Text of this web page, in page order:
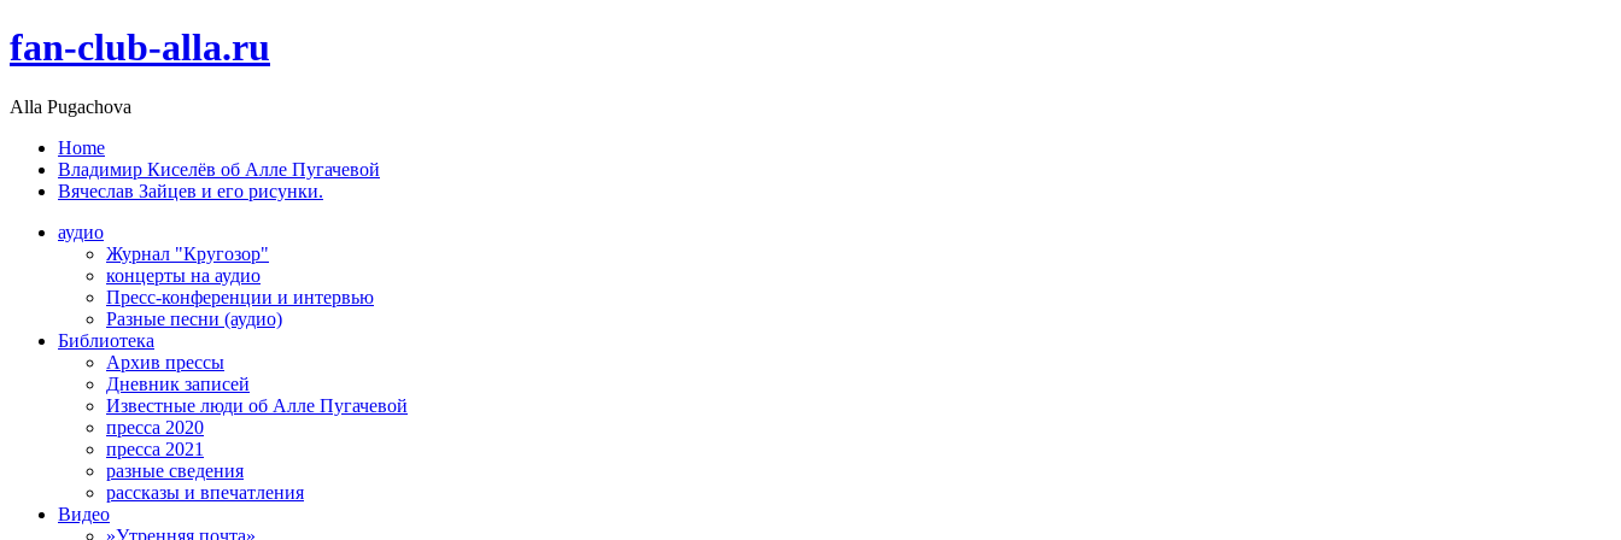
fan-club-alla.ru
Alla Pugachova
Home
Владимир Киселёв об Алле Пугачевой
Вячеслав Зайцев и его рисунки.
аудио
Журнал "Кругозор"
концерты на аудио
Пресс-конференции и интервью
Разные песни (аудио)
Библиотека
Архив прессы
Дневник записей
Известные люди об Алле Пугачевой
пресса 2020
пресса 2021
разные сведения
рассказы и впечатления
Видео
»Утренняя почта»